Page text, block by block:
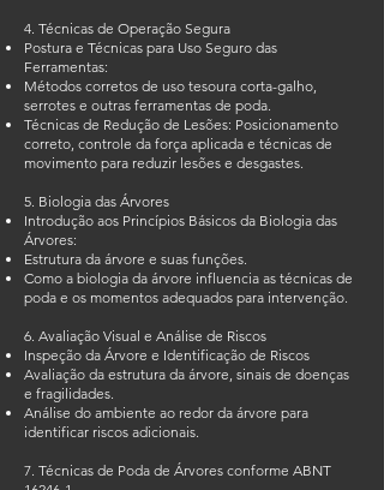
4. Técnicas de Operação Segura
Postura e Técnicas para Uso Seguro das
Ferramentas:
Métodos corretos de uso tesoura corta-galho,
serrotes e outras ferramentas de poda.
Técnicas de Redução de Lesões: Posicionamento
correto, controle da força aplicada e técnicas de
movimento para reduzir lesões e desgastes.
5. Biologia das Árvores
Introdução aos Princípios Básicos da Biologia das
Árvores:
Estrutura da árvore e suas funções.
Como a biologia da árvore influencia as técnicas de
poda e os momentos adequados para intervenção.
6. Avaliação Visual e Análise de Riscos
Inspeção da Árvore e Identificação de Riscos
Avaliação da estrutura da árvore, sinais de doenças
e fragilidades.
Análise do ambiente ao redor da árvore para
identificar riscos adicionais.
7. Técnicas de Poda de Árvores conforme ABNT